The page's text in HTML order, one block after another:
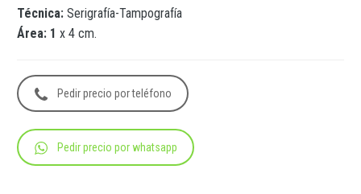
Técnica: Serigrafía-Tampografía
Área: 1 x 4 cm.
Pedir precio por teléfono
Pedir precio por whatsapp